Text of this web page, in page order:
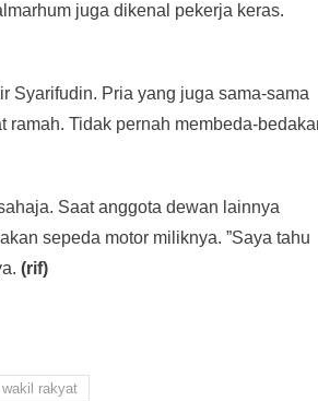
juga dikenal pekerja keras.
Syarifudin. Pria yang juga sama-sama
Tidak pernah membeda-
Saat anggota dewan lainnya
sepeda motor miliknya. ”Saya tahu
(rif)
wakil rakyat